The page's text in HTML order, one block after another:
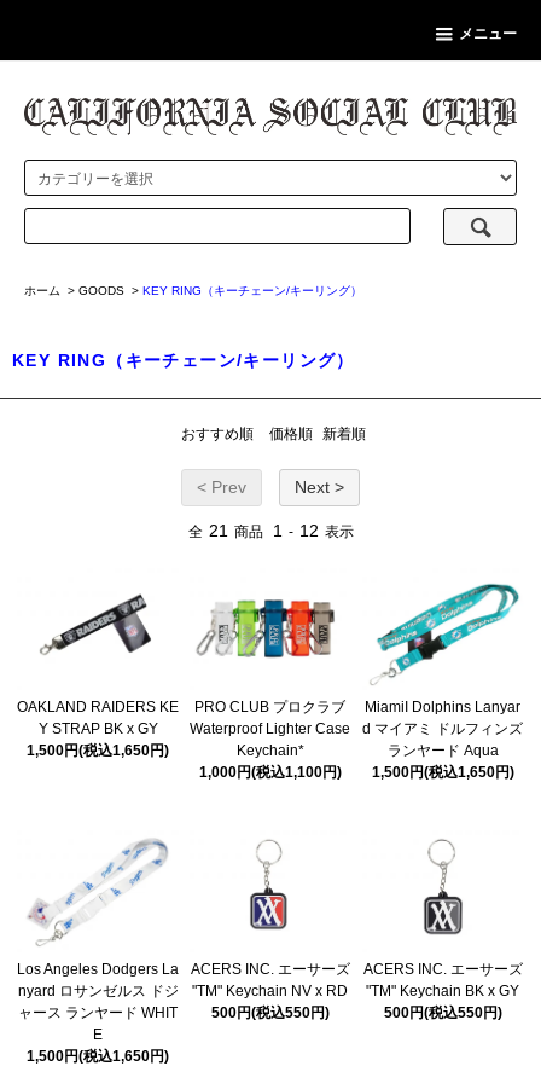
メニュー
ホーム > GOODS > KEY RING（キーチェーン/キーリング）
KEY RING（キーチェーン/キーリング）
おすすめ順 価格順 新着順
< Prev Next >
全 21 商品 1 - 12 表示
OAKLAND RAIDERS KE
Y STRAP BK x GY
1,500円(税込1,650円)
PRO CLUB プロクラブ
Waterproof Lighter Case
Keychain*
1,000円(税込1,100円)
MiamiI Dolphins Lanyar
d マイアミ ドルフィンズ
ランヤード Aqua
1,500円(税込1,650円)
Los Angeles Dodgers La
nyard ロサンゼルス ドジ
ャース ランヤード WHIT
E
1,500円(税込1,650円)
ACERS INC. エーサーズ
"TM" Keychain NV x RD
500円(税込550円)
ACERS INC. エーサーズ
"TM" Keychain BK x GY
500円(税込550円)